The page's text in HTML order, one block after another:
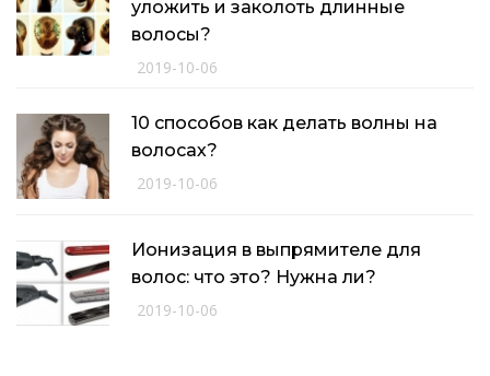
уложить и заколоть длинные
волосы?
2019-10-06
10 способов как делать волны на
волосах?
2019-10-06
Ионизация в выпрямителе для
волос: что это? Нужна ли?
2019-10-06